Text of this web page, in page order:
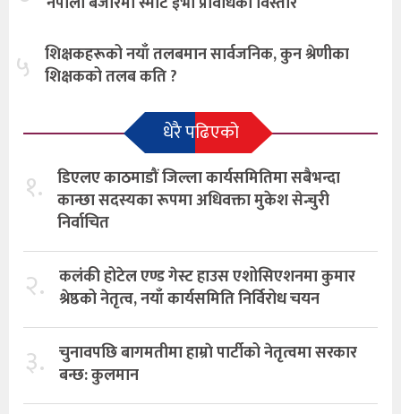
५ शिक्षकहरूको नयाँ तलबमान सार्वजनिक, कुन श्रेणीका
शिक्षकको तलब कति ?
धेरै पढिएको
१. डिएलए काठमाडौं जिल्ला कार्यसमितिमा सबैभन्दा
कान्छा सदस्यका रूपमा अधिवक्ता मुकेश सेन्चुरी
निर्वाचित
२. कलंकी होटेल एण्ड गेस्ट हाउस एशोसिएशनमा कुमार
श्रेष्ठको नेतृत्व, नयाँ कार्यसमिति निर्विरोध चयन
३. चुनावपछि बागमतीमा हाम्राे पार्टीको नेतृत्वमा सरकार
बन्छ: कुलमान